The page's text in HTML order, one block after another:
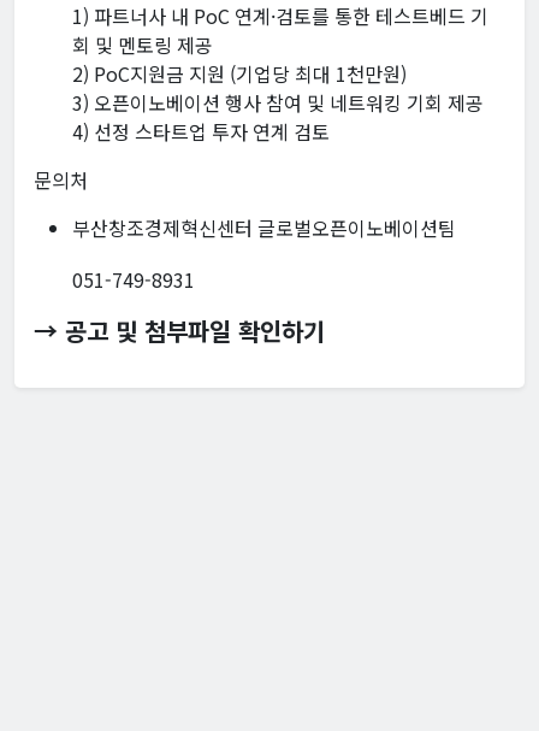
1) 파트너사 내 PoC 연계·검토를 통한 테스트베드 기
회 및 멘토링 제공
2) PoC지원금 지원 (기업당 최대 1천만원)
3) 오픈이노베이션 행사 참여 및 네트워킹 기회 제공
4) 선정 스타트업 투자 연계 검토
문의처
부산창조경제혁신센터 글로벌오픈이노베이션팀
051-749-8931
→ 공고 및 첨부파일 확인하기